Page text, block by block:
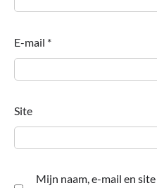
E-mail *
Site
Mijn naam, e-mail en